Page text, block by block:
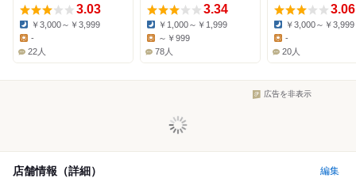
3.03
Dinner:
￥3,000～￥3,999
Lunch:
-
22人
3.34
Dinner:
￥1,000～￥1,999
Lunch:
～￥999
78人
3.06
Dinner:
￥3,000～￥3,999
Lunch:
-
20人
広告を非表示
店舗情報（詳細） 編集